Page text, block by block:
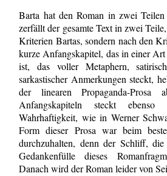
Barta hat den Roman in zwei
zerfällt der gesamte Text in zwei
Kriterien Bartas, sondern nach den
kurze Anfangskapitel, das in einer
ist, das voller Metaphern,
sarkastischer Anmerkungen steckt,
der linearen Propaganda-
Anfangskapiteln steckt
Wahrhaftigkeit, wie in Werner
Form dieser Prosa war beim
durchzuhalten, denn der Schliff,
Gedankenfülle dieses
Danach wird der Roman leider von